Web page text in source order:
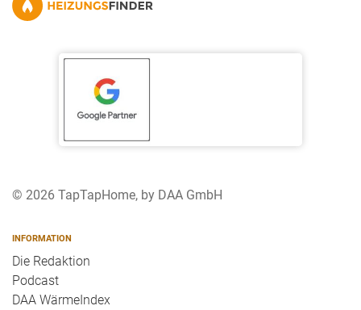
© 2026 TapTapHome, by DAA GmbH
INFORMATION
Die Redaktion
Podcast
DAA WärmeIndex